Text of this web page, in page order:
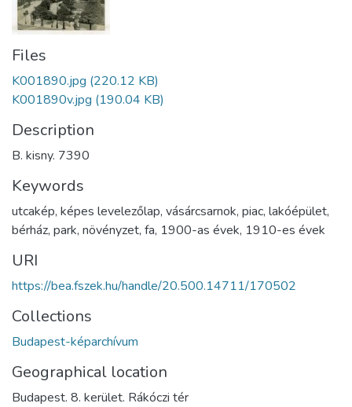
Files
K001890.jpg (220.12 KB)
K001890v.jpg (190.04 KB)
Description
B. kisny. 7390
Keywords
utcakép, képes levelezőlap, vásárcsarnok, piac, lakóépület,
bérház, park, növényzet, fa, 1900-as évek, 1910-es évek
URI
https://bea.fszek.hu/handle/20.500.14711/170502
Collections
Budapest-képarchívum
Geographical location
Budapest. 8. kerület. Rákóczi tér